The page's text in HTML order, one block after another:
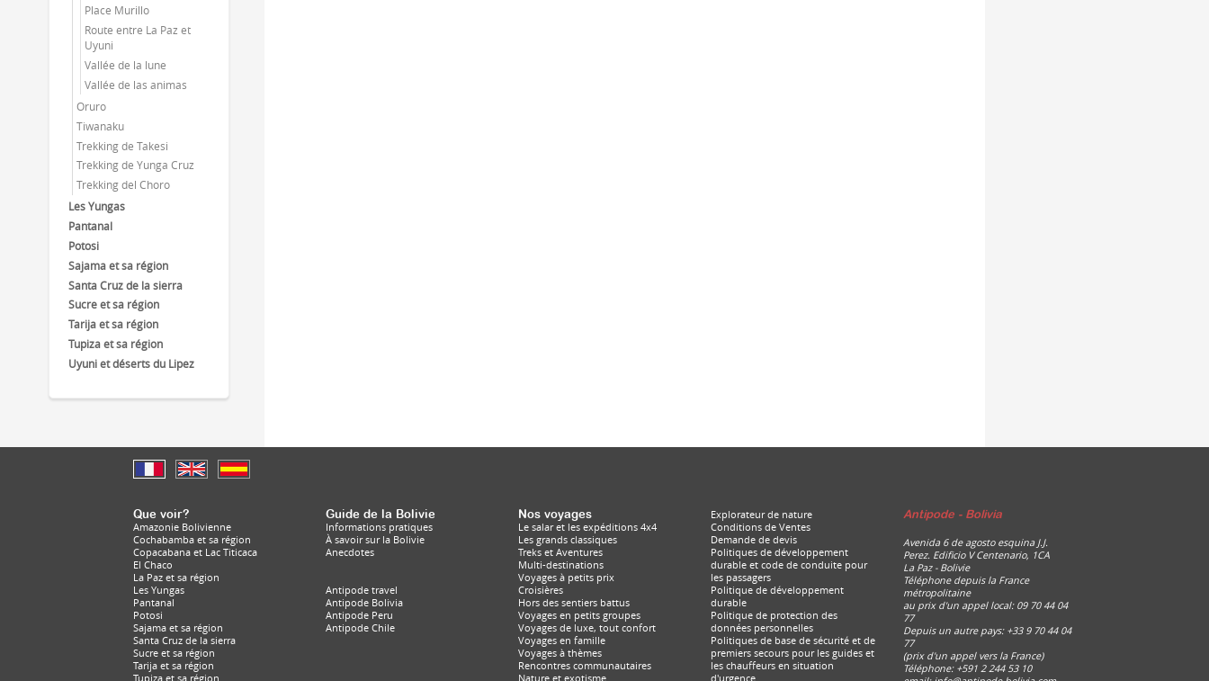
Place Murillo
Route entre La Paz et
Uyuni
Vallée de la lune
Vallée de las animas
Oruro
Tiwanaku
Trekking de Takesi
Trekking de Yunga Cruz
Trekking del Choro
Les Yungas
Pantanal
Potosi
Sajama et sa région
Santa Cruz de la sierra
Sucre et sa région
Tarija et sa région
Tupiza et sa région
Uyuni et déserts du Lipez
Que voir?
Amazonie Bolivienne
Cochabamba et sa région
Copacabana et Lac Titicaca
El Chaco
La Paz et sa région
Les Yungas
Pantanal
Potosi
Sajama et sa région
Santa Cruz de la sierra
Sucre et sa région
Tarija et sa région
Tupiza et sa région
Guide de la Bolivie
Informations pratiques
À savoir sur la Bolivie
Anecdotes
Antipode travel
Antipode Bolivia
Antipode Peru
Antipode Chile
Nos voyages
Le salar et les expéditions 4x4
Les grands classiques
Treks et Aventures
Multi-destinations
Voyages à petits prix
Croisières
Hors des sentiers battus
Voyages en petits groupes
Voyages de luxe, tout confort
Voyages en famille
Voyages à thèmes
Rencontres communautaires
Nature et exotisme
Explorateur de nature
Conditions de Ventes
Demande de devis
Politiques de développement
durable et code de conduite pour
les passagers
Politique de développement
durable
Politique de protection des
données personnelles
Politiques de base de sécurité et de
premiers secours pour les guides et
les chauffeurs en situation
d'urgence.
Antipode - Bolivia
Avenida 6 de agosto esquina J.J.
Perez. Edificio V Centenario, 1CA
La Paz - Bolivie
Téléphone depuis la France
métropolitaine
au prix d'un appel local: 09 70 44 04
77
Depuis un autre pays: +33 9 70 44 04
77
(prix d'un appel vers la France)
Téléphone: +591 2 244 53 10